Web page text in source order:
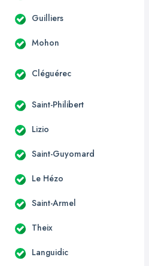
Guilliers
Mohon
Cléguérec
Saint-Philibert
Lizio
Saint-Guyomard
Le Hézo
Saint-Armel
Theix
Languidic